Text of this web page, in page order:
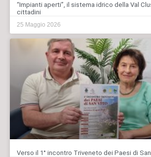
“Impianti aperti”, il sistema idrico della Val
cittadini
25 Maggio 2026
Verso il 1° incontro Triveneto dei Paesi di